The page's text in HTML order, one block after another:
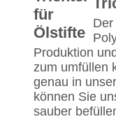
Der
Produktion
zum umfüllen
genau in
können Sie
sauber